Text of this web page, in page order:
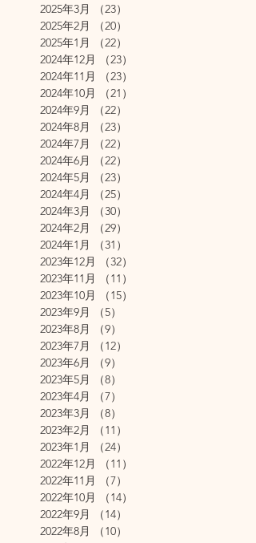
2025年3月
（23）
2025年2月
（20）
2025年1月
（22）
2024年12月
（23）
2024年11月
（23）
2024年10月
（21）
2024年9月
（22）
2024年8月
（23）
2024年7月
（22）
2024年6月
（22）
2024年5月
（23）
2024年4月
（25）
2024年3月
（30）
2024年2月
（29）
2024年1月
（31）
2023年12月
（32）
2023年11月
（11）
2023年10月
（15）
2023年9月
（5）
2023年8月
（9）
2023年7月
（12）
2023年6月
（9）
2023年5月
（8）
2023年4月
（7）
2023年3月
（8）
2023年2月
（11）
2023年1月
（24）
2022年12月
（11）
2022年11月
（7）
2022年10月
（14）
2022年9月
（14）
2022年8月
（10）